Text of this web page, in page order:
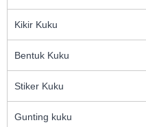
Kikir Kuku
Bentuk Kuku
Stiker Kuku
Gunting kuku